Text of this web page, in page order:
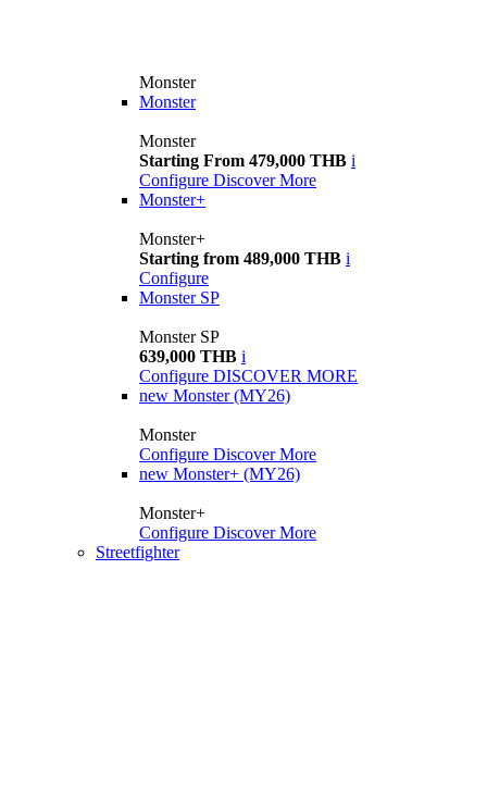
Monster
Monster
Monster
Starting From 479,000 THB i
Configure Discover More
Monster+
Monster+
Starting from 489,000 THB i
Configure
Monster SP
Monster SP
639,000 THB i
Configure DISCOVER MORE
new Monster (MY26)
Monster
Configure Discover More
new Monster+ (MY26)
Monster+
Configure Discover More
Streetfighter